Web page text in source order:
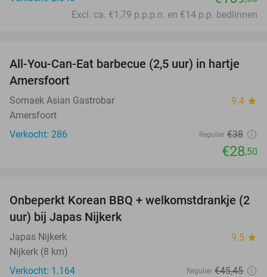
Excl. ca. €1,79 p.p.p.n. en €14 p.p. bedlinnen
25%
All-You-Can-Eat barbecue (2,5 uur) in hartje
Amersfoort
Somaek Asian Gastrobar 9.4 star
Amersfoort
Verkocht: 286
Regulier €38
€28,50
34%
Onbeperkt Korean BBQ + welkomstdrankje (2
uur) bij Japas Nijkerk
Japas Nijkerk 9.5 star
Nijkerk (8 km)
Verkocht: 1.164
Regulier €45,45